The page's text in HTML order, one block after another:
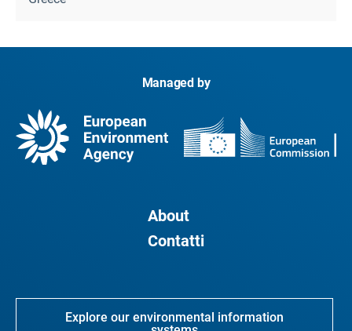
Managed by
About
Contatti
Explore our environmental information